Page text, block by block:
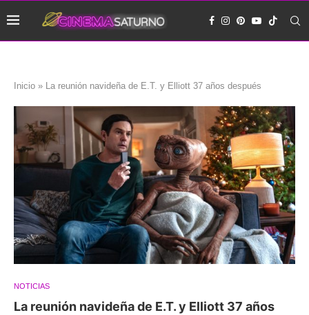
Inicio » La reunión navideña de E.T. y Elliott 37 años después
NOTICIAS
La reunión navideña de E.T. y Elliott 37 años